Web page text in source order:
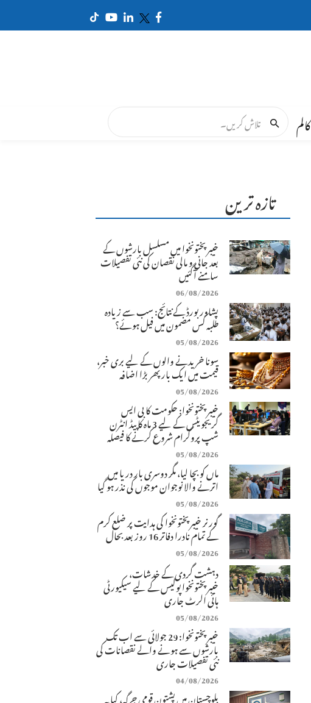
کالم
تازہ ترین
خیبرپختونخوا میں مسلسل بارشوں کے
بعد جانی و مالی نقصان کی نئی تفصیلات
سامنے آگئیں
06/08/2026
پشاور بورڈ کے نتائج: سب سے زیادہ
طلبہ کس مضمون میں فیل ہوئے؟
05/08/2026
سونا خریدنے والوں کے لیے بری خبر،
قیمت میں ایک بار پھر بڑا اضافہ
05/08/2026
خیبرپختونخوا: حکومت کا بی ایس
گریجویٹس کے لیے 3 ماہ کا پیڈ انٹرن
شپ پروگرام شروع کرنے کا فیصلہ
05/08/2026
ماں کو بچا لیا، مگر دوسری بار دریا میں
اترنے والا نوجوان موجوں کی نذر ہو گیا
05/08/2026
گورنر خیبرپختونخوا کی ہدایت پر ضلع کرم
کے تمام نادرا دفاتر 16 روز بعد بحال
05/08/2026
دہشت گردی کے خدشات،
خیبرپختونخوا پولیس کے لیے سیکیورٹی
ہائی الرٹ جاری
05/08/2026
خیبرپختونخوا: 29 جولائی سے اب تک
بارشوں سے ہونے والے نقصانات کی
نئی تفصیلات جاری
04/08/2026
بلوچستان میں پشتون قومی جرگہ، کیا یہ